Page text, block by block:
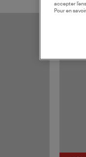
accepter
Pour en